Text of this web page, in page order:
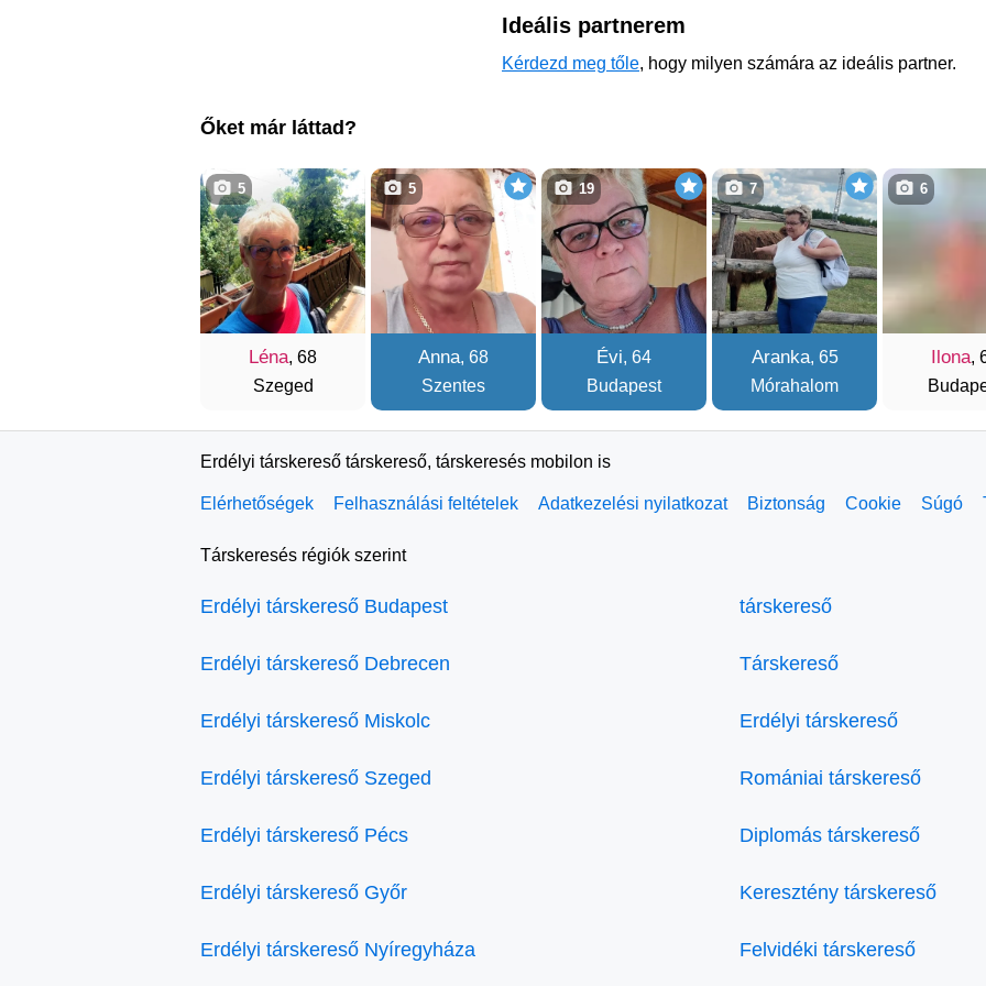
Ideális partnerem
Kérdezd meg tőle, hogy milyen számára az ideális partner.
Őket már láttad?
Léna, 68
Szeged
5
Anna, 68
Szentes
5
Évi, 64
Budapest
19
Aranka, 65
Mórahalom
7
Ilona,
6
Erdélyi társkereső társkereső, társkeresés mobilon is
Elérhetőségek Felhasználási feltételek Adatkezelési nyilatkozat Biztonság Cookie Súgó
Társkeresés régiók szerint
Erdélyi társkereső Budapest
Erdélyi társkereső Debrecen
Erdélyi társkereső Miskolc
Erdélyi társkereső Szeged
Erdélyi társkereső Pécs
Erdélyi társkereső Győr
Erdélyi társkereső Nyíregyháza
társkereső
Társkereső
Erdélyi társkereső
Romániai társkereső
Diplomás társkereső
Keresztény társkereső
Felvidéki társkereső